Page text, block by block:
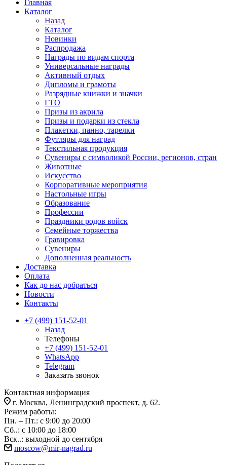
Главная
Каталог
Назад
Каталог
Новинки
Распродажа
Награды по видам спорта
Универсальные награды
Активный отдых
Дипломы и грамоты
Разрядные книжки и значки
ГТО
Призы из акрила
Призы и подарки из стекла
Плакетки, панно, тарелки
Футляры для наград
Текстильная продукция
Сувениры с символикой России, регионов, стран
Животные
Искусство
Корпоративные мероприятия
Настольные игры
Образование
Профессии
Праздники родов войск
Семейные торжества
Гравировка
Сувениры
Дополненная реальность
Доставка
Оплата
Как до нас добраться
Новости
Контакты
+7 (499) 151-52-01
Назад
Телефоны
+7 (499) 151-52-01
WhatsApp
Telegram
Заказать звонок
Контактная информация
г. Москва, Ленинградский проспект, д. 62.
Режим работы:
Пн. – Пт.: с 9:00 до 20:00
Сб..: с 10:00 до 18:00
Вск..: выходной до сентября
moscow@mir-nagrad.ru